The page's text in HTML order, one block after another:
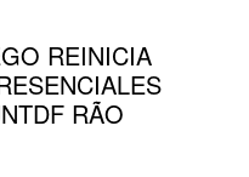
REINICIA
RÃO